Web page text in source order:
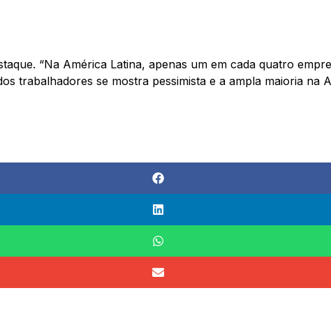
“Na América Latina, apenas um em cada quatro
trabalhadores se mostra pessimista e a ampla maioria na